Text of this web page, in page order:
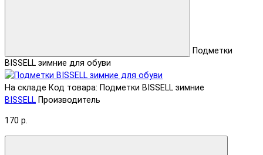
Подметки
BISSELL зимние для обуви
На складе Код товара: Подметки BISSELL зимние
BISSELL Производитель
170 р.